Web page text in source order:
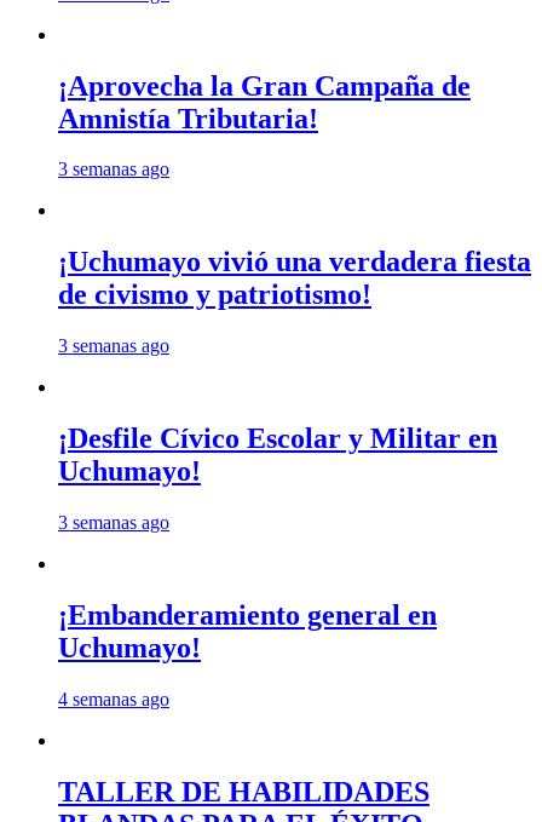
¡Aprovecha la Gran Campaña de
Amnistía Tributaria!
3 semanas ago
¡Uchumayo vivió una verdadera fiesta
de civismo y patriotismo!
3 semanas ago
¡Desfile Cívico Escolar y Militar en
Uchumayo!
3 semanas ago
¡Embanderamiento general en
Uchumayo!
4 semanas ago
TALLER DE HABILIDADES